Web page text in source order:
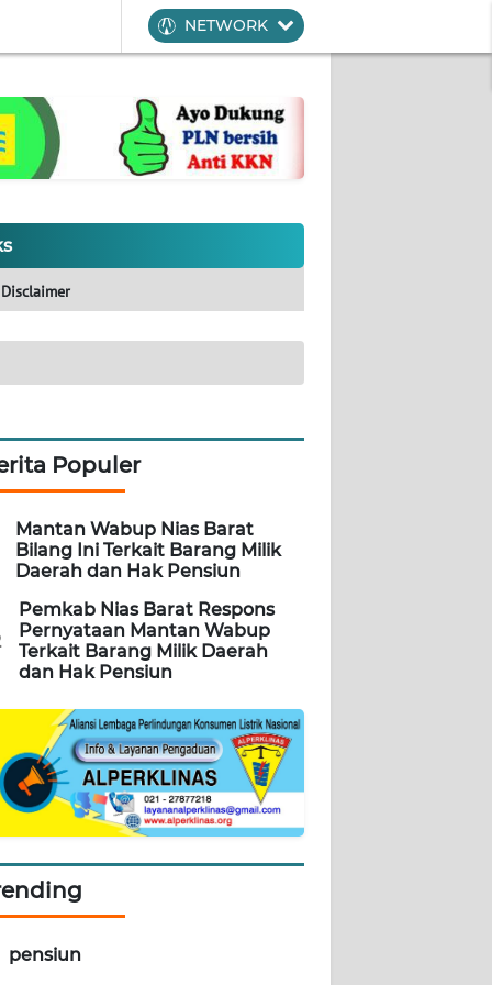
NETWORK
Disclaimer
Populer
Mantan Wabup Nias Barat
Bilang Ini Terkait Barang Milik
Daerah dan Hak Pensiun
Pemkab Nias Barat Respons
Pernyataan Mantan Wabup
Terkait Barang Milik Daerah
dan Hak Pensiun
pensiun